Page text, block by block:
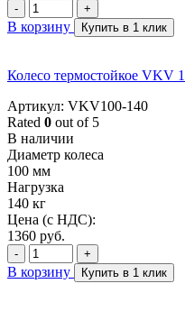
- +
В корзину Купить в 1 клик
Колесо термостойкое VKV
Артикул: VKV100-140
Rated 0 out of 5
В наличии
Диаметр колеса
100 мм
Нагрузка
140 кг
Цена (с НДС):
1360 руб.
- +
В корзину Купить в 1 клик